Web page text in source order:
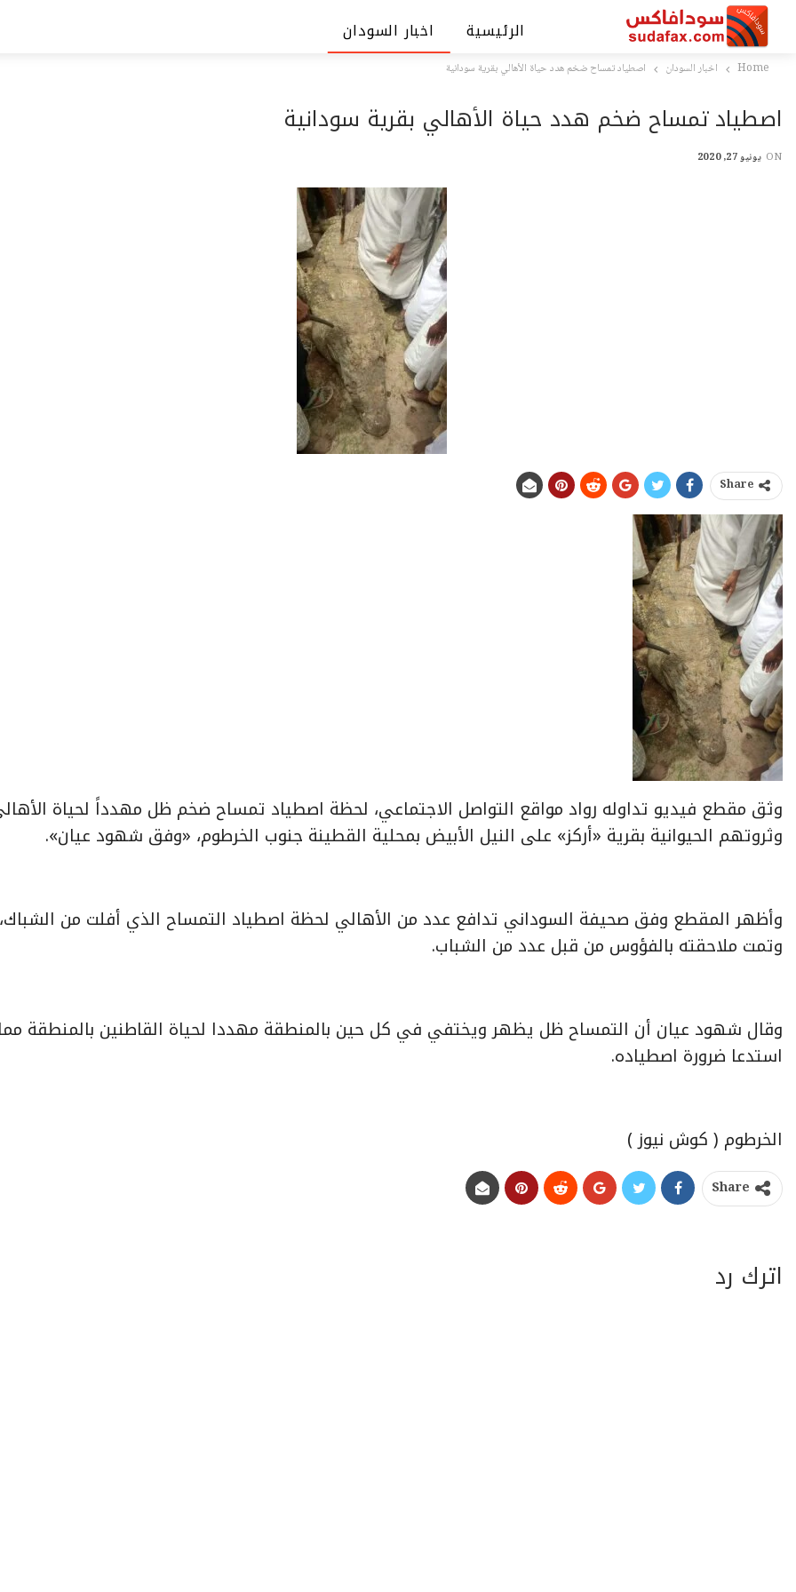
الرئيسية اخبار السودان
Home اخبار السودان اصطياد تمساح ضخم هدد حياة الأهالي بقرية سودانية
اصطياد تمساح ضخم هدد حياة الأهالي بقرية سودانية
ON يونيو 27, 2020
Share
وثق مقطع فيديو تداوله رواد مواقع التواصل الاجتماعي، لحظة اصطياد تمساح ضخم ظل مهدداً لحياة
وثروتهم الحيوانية بقرية «أركز» على النيل الأبيض بمحلية القطينة جنوب الخرطوم، «وفق شهود عيان».
وأظهر المقطع وفق صحيفة السوداني تدافع عدد من الأهالي لحظة اصطياد التمساح الذي أفلت من الشباك،
وتمت ملاحقته بالفؤوس من قبل عدد من الشباب.
وقال شهود عيان أن التمساح ظل يظهر ويختفي في كل حين بالمنطقة مهددا لحياة القاطنين بالمنطقة
استدعا ضرورة اصطياده.
الخرطوم ( كوش نيوز )
Share
اترك رد